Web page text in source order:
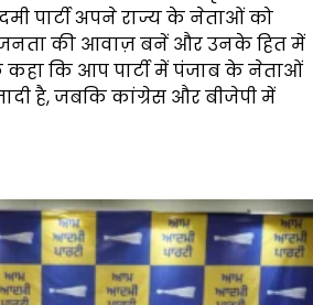
पार्टी अपने राज्य के नेताओं को
जनता की आवाज़ बनें और उनके हित में
कि आप पार्टी में पंजाब के नेताओं
है, जबकि कांग्रेस और बीजेपी में